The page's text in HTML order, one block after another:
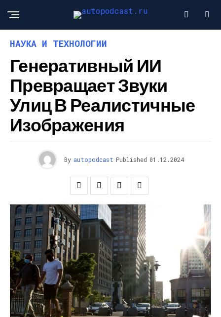
НАУКА И ТЕХНОЛОГИИ
Генеративный ИИ
Превращает Звуки
Улиц В Реалистичные
Изображения
By autopodcast Published 01.12.2024